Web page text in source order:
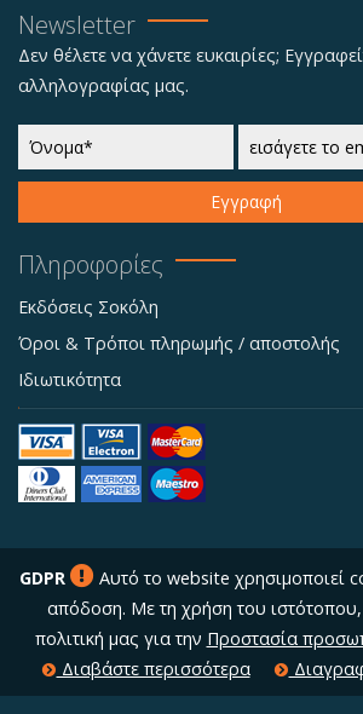
Newsletter
Δεν θέλετε να χάνετε ευκαιρίες;
αλληλογραφίας μας.
Εγγραφή
Πληροφορίες
Εκδόσεις Σοκόλη
Όροι & Τρόποι πληρωμής / αποστολής
Ιδιωτικότητα
GDPR
Αυτό το website χρησιμοποιεί
απόδοση. Με τη χρήση του
πολιτική μας για την Προστασία
Διαβάστε περισσότερα